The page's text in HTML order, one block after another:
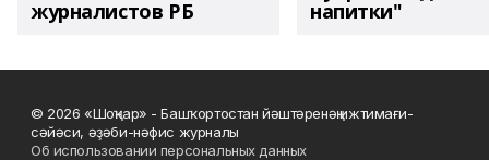
журналистов РБ напитки"
© 2026 «Шоңҡар» - Башҡортостан йәштәренәң ижтимағи-
сәйәси, әҙәби-нәфис журналы
Об использовании персональных данных